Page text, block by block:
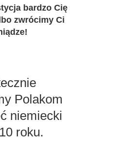
bardzo Cię
zwrócimy Ci
Polakom
niemiecki
roku.